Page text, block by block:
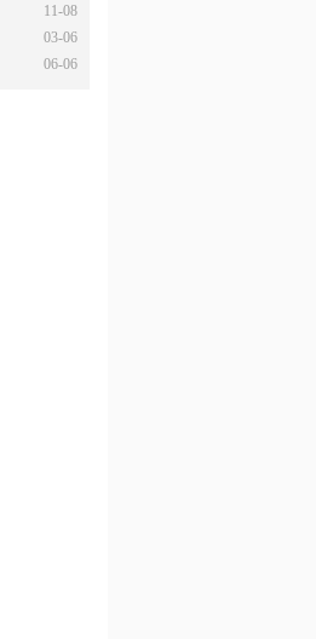
11-08
03-06
06-06